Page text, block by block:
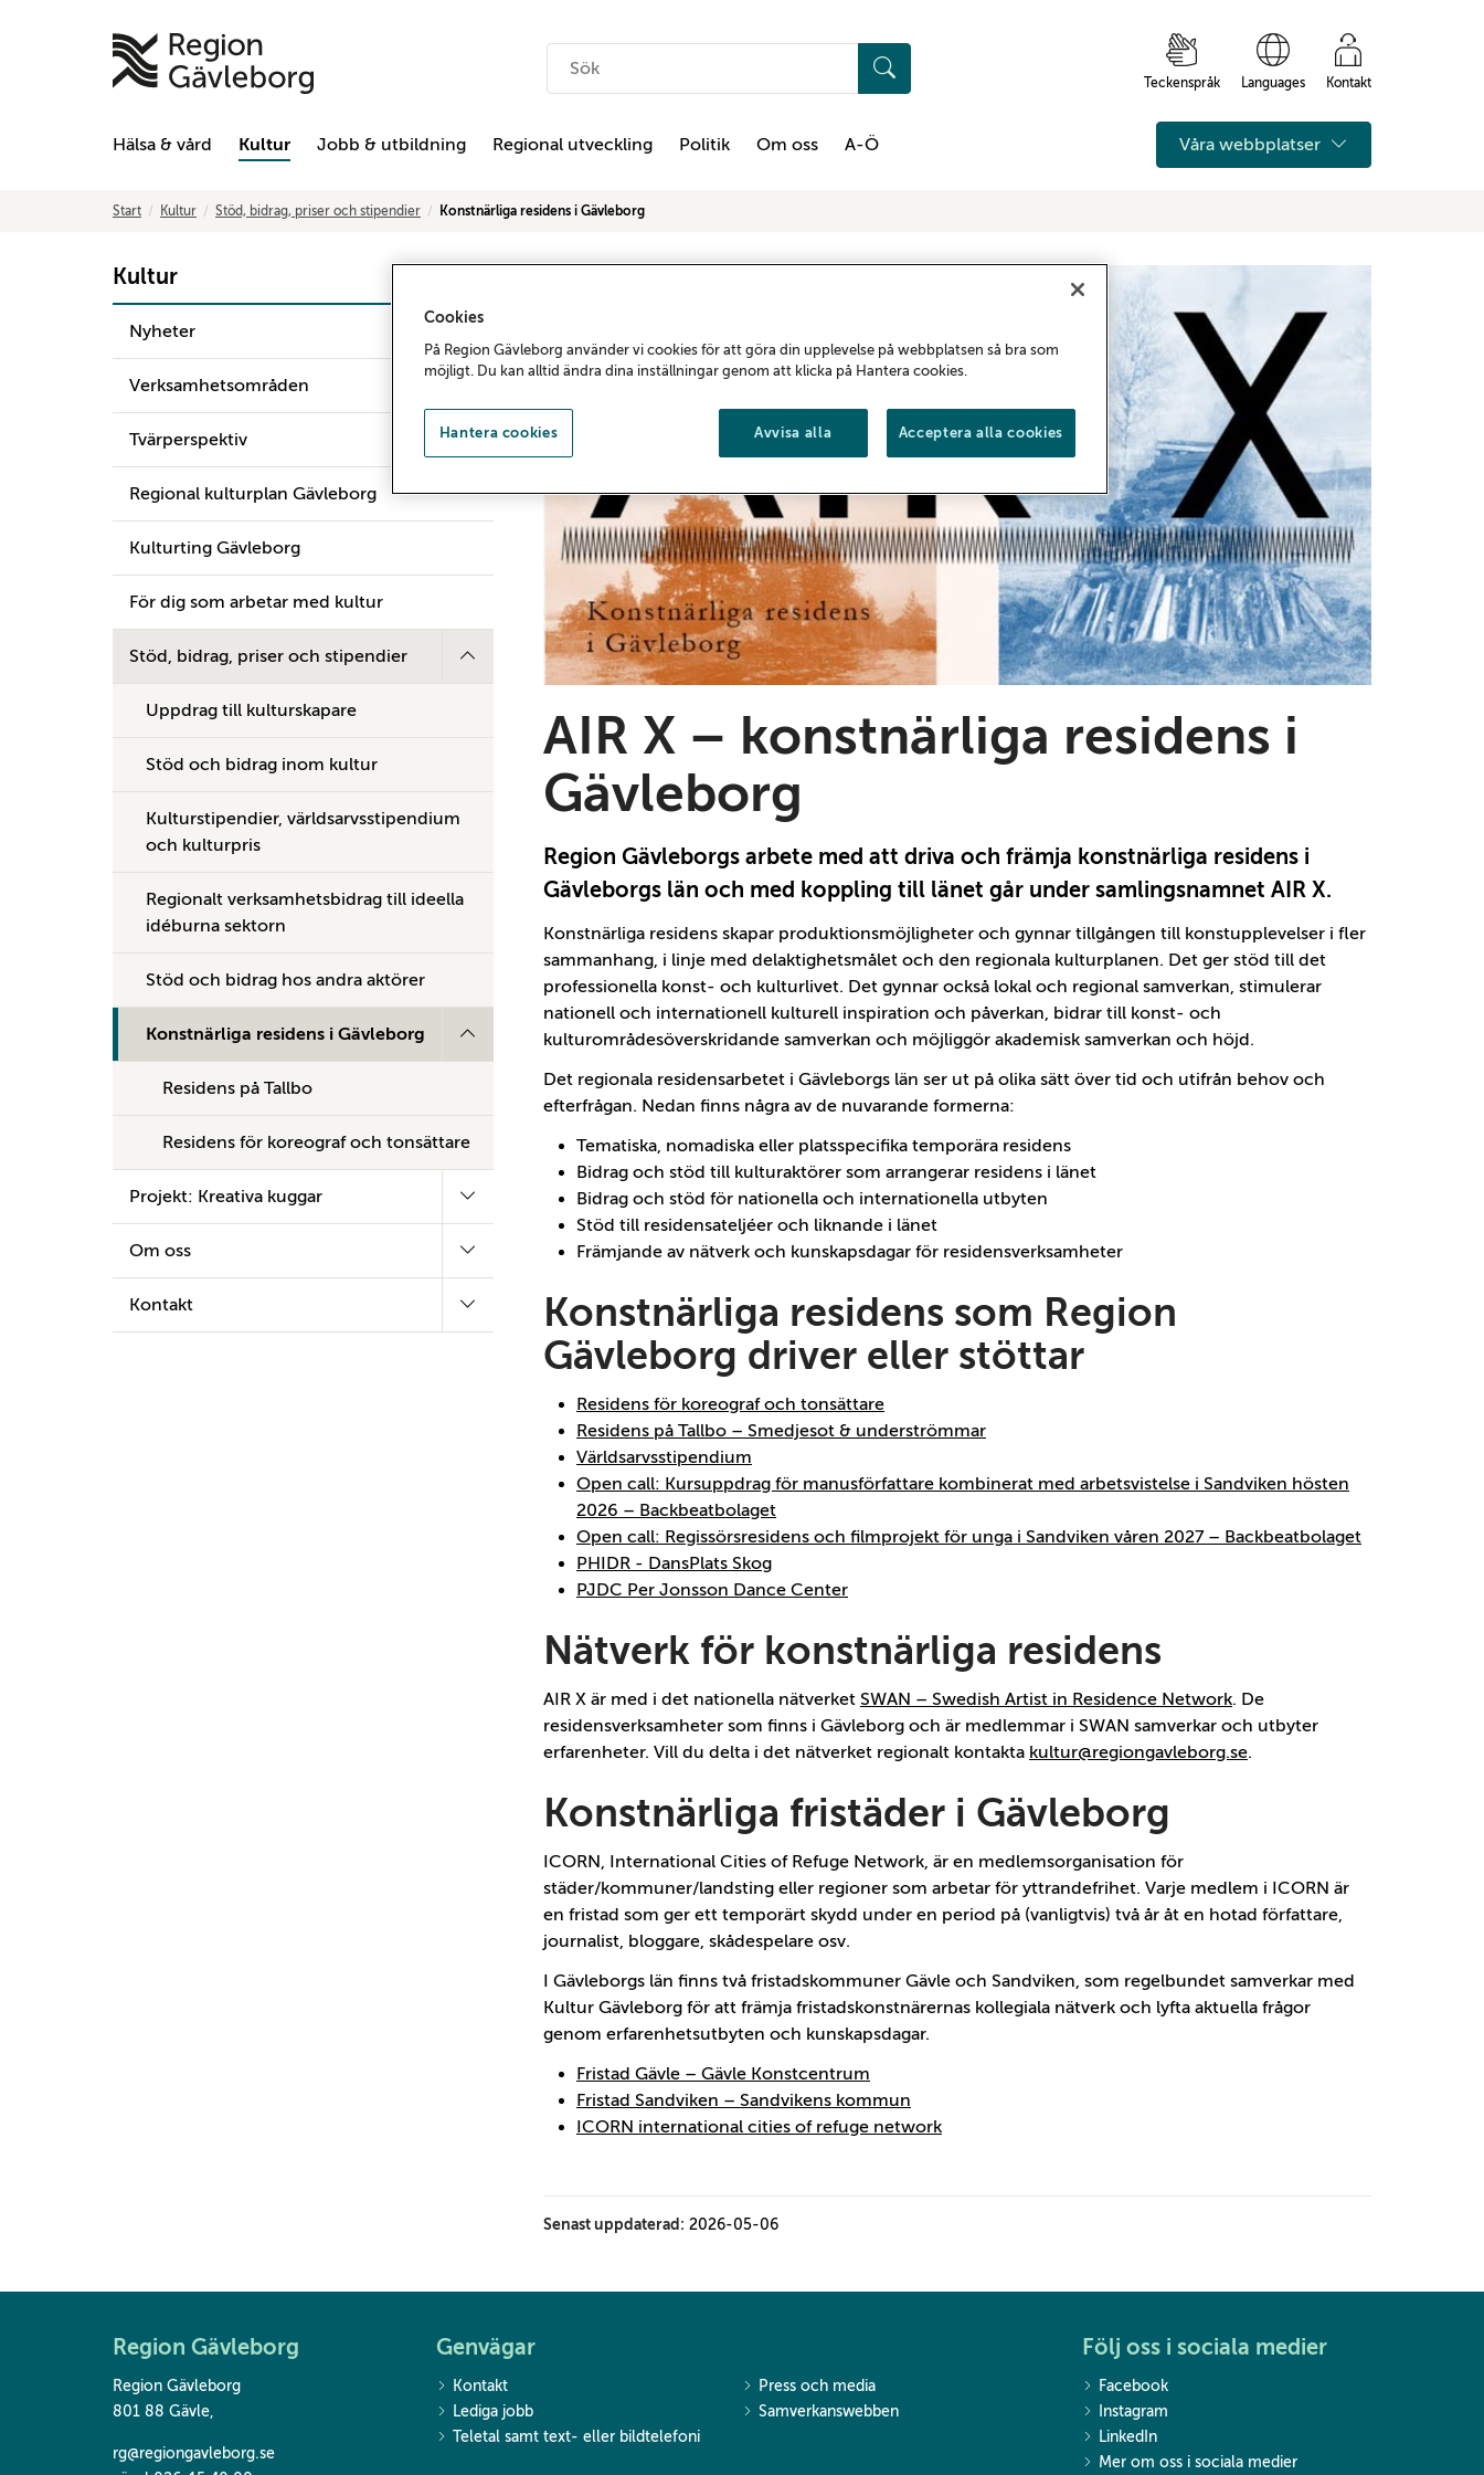
Teckenspråk Languages Kontakt
Hälsa & vård Kultur Jobb & utbildning Regional utveckling Politik Om oss A-Ö Våra webbplatser
Start Kultur Stöd, bidrag, priser och stipendier Konstnärliga residens i Gävleborg
Kultur
Nyheter
Verksamhetsområden
Tvärperspektiv
Regional kulturplan Gävleborg
Kulturting Gävleborg
För dig som arbetar med kultur
Stöd, bidrag, priser och stipendier
Uppdrag till kulturskapare
Stöd och bidrag inom kultur
Kulturstipendier, världsarvsstipendium
och kulturpris
Regionalt verksamhetsbidrag till ideella
idéburna sektorn
Stöd och bidrag hos andra aktörer
Konstnärliga residens i Gävleborg
Residens på Tallbo
Residens för koreograf och tonsättare
Projekt: Kreativa kuggar
Om oss
Kontakt
AIR X – konstnärliga residens i
Gävleborg
Region Gävleborgs arbete med att driva och främja konstnärliga residens i
Gävleborgs län och med koppling till länet går under samlingsnamnet AIR X.
Konstnärliga residens skapar produktionsmöjligheter och gynnar tillgången till konstupplevelser i fler
sammanhang, i linje med delaktighetsmålet och den regionala kulturplanen. Det ger stöd till det
professionella konst- och kulturlivet. Det gynnar också lokal och regional samverkan, stimulerar
nationell och internationell kulturell inspiration och påverkan, bidrar till konst- och
kulturområdesöverskridande samverkan och möjliggör akademisk samverkan och höjd.
Det regionala residensarbetet i Gävleborgs län ser ut på olika sätt över tid och utifrån behov och
efterfrågan. Nedan finns några av de nuvarande formerna:
Tematiska, nomadiska eller platsspecifika temporära residens
Bidrag och stöd till kulturaktörer som arrangerar residens i länet
Bidrag och stöd för nationella och internationella utbyten
Stöd till residensateljéer och liknande i länet
Främjande av nätverk och kunskapsdagar för residensverksamheter
Konstnärliga residens som Region
Gävleborg driver eller stöttar
Residens för koreograf och tonsättare
Residens på Tallbo – Smedjesot & underströmmar
Världsarvsstipendium
Open call: Kursuppdrag för manusförfattare kombinerat med arbetsvistelse i Sandviken hösten
2026 – Backbeatbolaget
Open call: Regissörsresidens och filmprojekt för unga i Sandviken våren 2027 – Backbeatbolaget
PHIDR - DansPlats Skog
PJDC Per Jonsson Dance Center
Nätverk för konstnärliga residens
AIR X är med i det nationella nätverket SWAN – Swedish Artist in Residence Network. De
residensverksamheter som finns i Gävleborg och är medlemmar i SWAN samverkar och utbyter
erfarenheter. Vill du delta i det nätverket regionalt kontakta kultur@regiongavleborg.se.
Konstnärliga fristäder i Gävleborg
ICORN, International Cities of Refuge Network, är en medlemsorganisation för
städer/kommuner/landsting eller regioner som arbetar för yttrandefrihet. Varje medlem i ICORN är
en fristad som ger ett temporärt skydd under en period på (vanligtvis) två år åt en hotad författare,
journalist, bloggare, skådespelare osv.
I Gävleborgs län finns två fristadskommuner Gävle och Sandviken, som regelbundet samverkar med
Kultur Gävleborg för att främja fristadskonstnärernas kollegiala nätverk och lyfta aktuella frågor
genom erfarenhetsutbyten och kunskapsdagar.
Fristad Gävle – Gävle Konstcentrum
Fristad Sandviken – Sandvikens kommun
ICORN international cities of refuge network
Senast uppdaterad: 2026-05-06
Region Gävleborg
Region Gävleborg
801 88 Gävle,
rg@regiongavleborg.se
Genvägar
Kontakt
Press och media
Lediga jobb
Samverkanswebben
Teletal samt text- eller bildtelefoni
Följ oss i sociala medier
Facebook
Instagram
LinkedIn
Mer om oss i sociala medier
Cookies
På Region Gävleborg använder vi cookies för att göra din upplevelse på webbplatsen så bra som
möjligt. Du kan alltid ändra dina inställningar genom att klicka på Hantera cookies.
Avvisa alla Acceptera alla cookies
Hantera cookies